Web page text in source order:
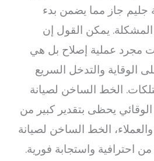
جليم جاز مما يضمن بدء
يمكن القول إن
مجرد عملية إصلاح بل هي
الوقاية والتدخل السريع
الخط الساخن لصيانة
يحظى بتقدير كبير من
الخط الساخن لصيانة
احترافية واستجابة فورية.